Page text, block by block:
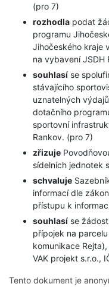
(pro 7)
rozhodla podat
programu
Jihočeského kraje
na vybavení JSDH
souhlasí se
stávajícího
uznatelných
dotačního
sportovní
Rankov. (pro 7)
zřizuje
sídelních jednotek
schvaluje
informací dle
přístupu k
souhlasí se
přípojek na
komunikace
VAK projekt s.r.o.,
Tento dokument je